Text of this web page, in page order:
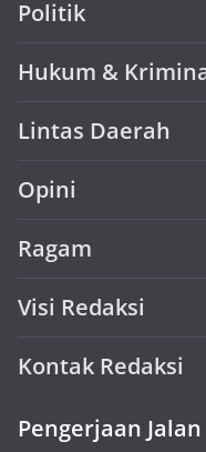
Politik
Hukum &
Lintas Daerah
Opini
Ragam
Visi Redaksi
Kontak Redaksi
Pengerjaan